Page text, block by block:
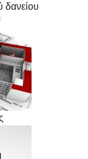
δανείου